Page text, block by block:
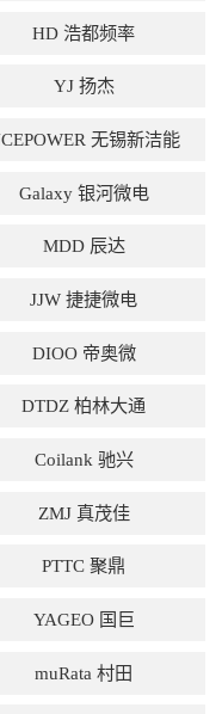
HD 浩都频率
YJ 扬杰
无锡新洁能
Galaxy 银河微电
MDD 辰达
JJW 捷捷微电
DIOO 帝奥微
DTDZ 柏林大通
Coilank 驰兴
ZMJ 真茂佳
PTTC 聚鼎
YAGEO 国巨
muRata 村田